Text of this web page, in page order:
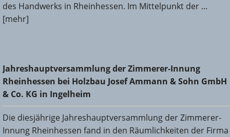
des Handwerks in Rheinhessen. Im Mittelpunkt der ...
[mehr]
Jahreshauptversammlung der Zimmerer-Innung
Rheinhessen bei Holzbau Josef Ammann & Sohn GmbH &
Co. KG in Ingelheim
Jahreshauptversammlung der Zimmerer-Innung
Rheinhessen bei Holzbau Josef Ammann & Sohn GmbH
& Co. KG in Ingelheim
Die diesjährige Jahreshauptversammlung der Zimmerer-
Innung Rheinhessen fand in den Räumlichkeiten der Firma